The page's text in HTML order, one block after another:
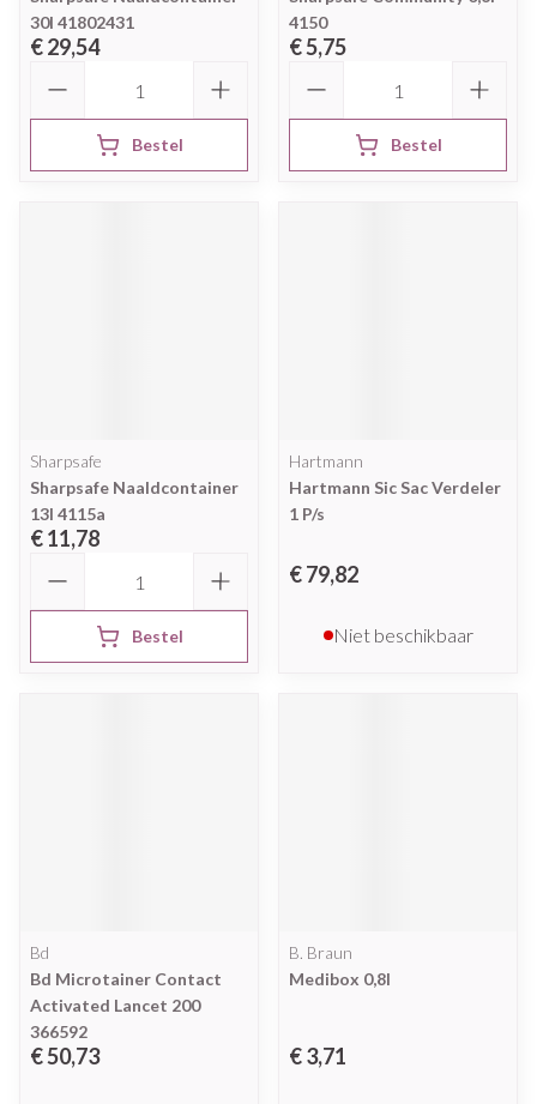
30l 41802431
€ 29,54
Bestel
4150
€ 5,75
Bestel
Sharpsafe
Sharpsafe Naaldcontainer
13l 4115a
€ 11,78
Bestel
Hartmann
Hartmann Sic Sac Verdeler
1 P/s
€ 79,82
Niet beschikbaar
Bd
Bd Microtainer Contact
Activated Lancet 200
366592
€ 50,73
B. Braun
Medibox 0,8l
€ 3,71